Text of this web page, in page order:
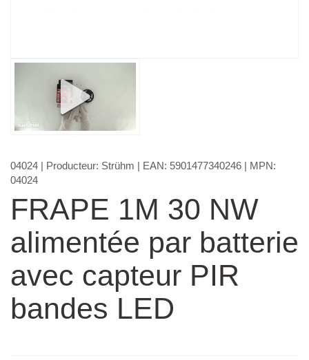
04024 | Producteur: Strühm | EAN: 5901477340246 | MPN:
04024
FRAPE 1M 30 NW
alimentée par batterie
avec capteur PIR
bandes LED